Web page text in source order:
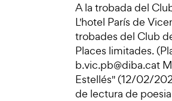
A la trobada del
L'hotel París de
trobades del Club
Places limitades.
b.vic.pb@diba.cat
Estellés" (12/02/
de lectura de